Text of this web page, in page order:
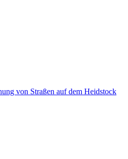
von Straßen auf dem Heidstock